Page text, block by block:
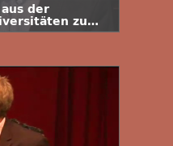
der
zu
Gehring, MdB